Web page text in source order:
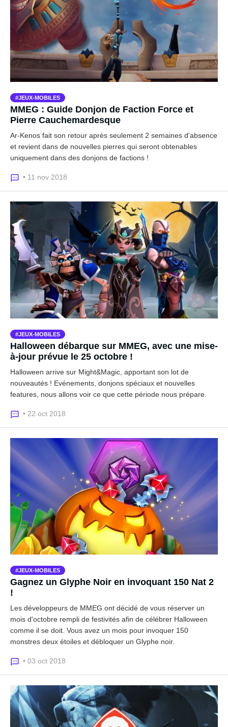
JEUX-MOBILES
MMEG : Guide Donjon de Faction Force et
Pierre Cauchemardesque
Ar-Kenos fait son retour après seulement 2 semaines d'absence
et revient dans de nouvelles pierres qui seront obtenables
uniquement dans des donjons de factions !
• 11 nov 2018
JEUX-MOBILES
Halloween débarque sur MMEG, avec une mise-
à-jour prévue le 25 octobre !
Halloween arrive sur Might&Magic, apportant son lot de
nouveautés ! Evénements, donjons spéciaux et nouvelles
features, nous allons voir ce que cette période nous prépare.
• 22 oct 2018
JEUX-MOBILES
Gagnez un Glyphe Noir en invoquant 150 Nat 2
!
Les développeurs de MMEG ont décidé de vous réserver un
mois d'octobre rempli de festivités afin de célébrer Halloween
comme il se doit. Vous avez un mois pour invoquer 150
monstres deux étoiles et débloquer un Glyphe noir.
• 03 oct 2018